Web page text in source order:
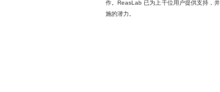
作。ReasLab 已为上千位用户提供支持，
施的潜力。